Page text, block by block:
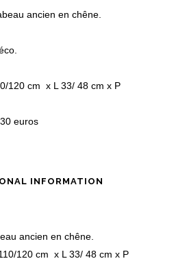
ancien en chêne.
120 cm x L 33/ 48 cm x P
euros
INFORMATION
ancien en chêne.
120 cm x L 33/ 48 cm x P